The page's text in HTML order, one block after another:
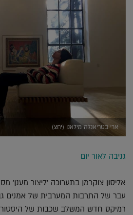
ארי בטריאנלה מילאנו (יחצ)
גניבה לאור יום
אליסון צוקרמן בתערוכה 'ליצור מענן'
עבר של התרבות המערבית של אמנים
רמיקס חדש המשלב שכבות של